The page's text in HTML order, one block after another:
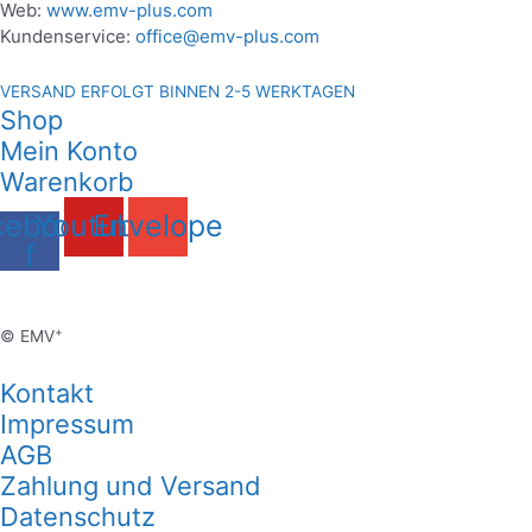
Web: www.emv-plus.com
Kundenservice: office@emv-plus.com
VERSAND ERFOLGT BINNEN 2-5 WERKTAGEN
Shop
Mein Konto
Warenkorb
f
YoutubeEnvelope
© EMV+
Kontakt
Impressum
AGB
Zahlung und Versand
Datenschutz